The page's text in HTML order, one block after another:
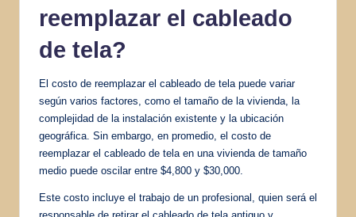
reemplazar el cableado
de tela?
El costo de reemplazar el cableado de tela puede variar
según varios factores, como el tamaño de la vivienda, la
complejidad de la instalación existente y la ubicación
geográfica. Sin embargo, en promedio, el costo de
reemplazar el cableado de tela en una vivienda de tamaño
medio puede oscilar entre $4,800 y $30,000.
Este costo incluye el trabajo de un profesional, quien será el